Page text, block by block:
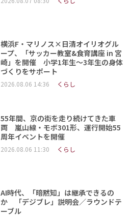
横浜F・マリノス×日清オイリオグル
ープ、「サッカー教室&食育講座 in 宮
崎」を開催 小学1年生～3年生の身体
づくりをサポート
2026.08.06 14:36 くらし
55年間、京の街を走り続けてきた車
両 嵐山線・モボ301形、運行開始55
周年イベントを開催
2026.08.06 11:30 くらし
AI時代、「暗黙知」は継承できるの
か 「デジブレ」説明会／ラウンドテ
ーブル